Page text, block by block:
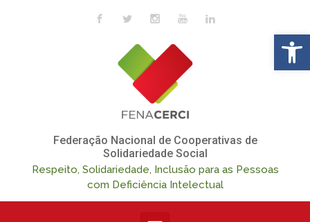
Skip to main content
Federação Nacional de Cooperativas de
Solidariedade Social
Respeito, Solidariedade, Inclusão para as Pessoas
com Deficiência Intelectual